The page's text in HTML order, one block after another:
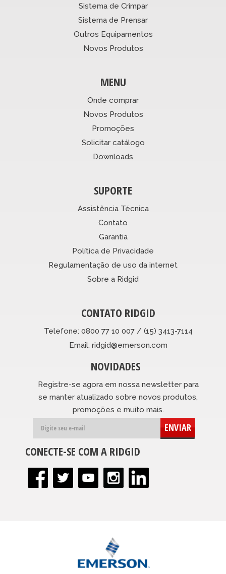
Sistema de Crimpar
Sistema de Prensar
Outros Equipamentos
Novos Produtos
MENU
Onde comprar
Novos Produtos
Promoções
Solicitar catálogo
Downloads
SUPORTE
Assistência Técnica
Contato
Garantia
Política de Privacidade
Regulamentação de uso da internet
Sobre a Ridgid
CONTATO RIDGID
Telefone: 0800 77 10 007 / (15) 3413-7114
Email: ridgid@emerson.com
NOVIDADES
Registre-se agora em nossa newsletter para
se manter atualizado sobre novos produtos,
promoções e muito mais.
ENVIAR
CONECTE-SE COM A RIDGID